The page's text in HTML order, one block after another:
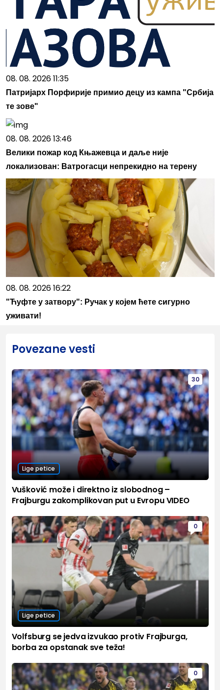
08. 08. 2026 11:35
Патријарх Порфирије примио децу из кампа "Србија
те зове"
08. 08. 2026 13:46
Велики пожар код Књажевца и даље није
локализован: Ватрогасци непрекидно на терену
08. 08. 2026 16:22
"Ћуфте у затвору": Ручак у којем ћете сигурно
уживати!
Povezane vesti
30
Lige petice
Vušković može i direktno iz slobodnog –
Frajburgu zakomplikovan put u Evropu VIDEO
0
Lige petice
Volfsburg se jedva izvukao protiv Frajburga,
borba za opstanak sve teža!
0